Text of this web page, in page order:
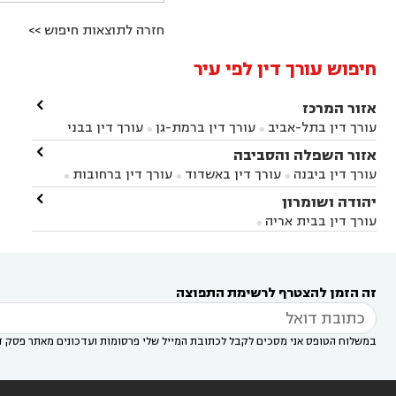
חזרה לתוצאות חיפוש >>
חיפוש עורך דין לפי עיר
אזור המרכז
עורך דין בתל-אביב  עורך דין ברמת-גן 
עורך דין בבני
ברק עורך דין בפתח תקווה עורך דין בראשון לציון
עורך דין ברחובות עורך דין בנס ציונה
במודיעין
עורך דין בהרצליה עורך דין בחולון
עורך
דין בקרית אונו
אונו
עורך דין בבת ים
דין בשוהם 

אזור השפלה והסביבה
עורך דין ביבנה  עורך דין באשדוד  עורך דין ברחובות 
עורך דין בראשון לציון עורך דין במודיעין
עורך דין
בבאר יעקב
עורך דין בגדרה

יהודה ושומרון
עורך דין בבית אריה 

זה הזמן להצטרף לרשימת התפוצה
במשלוח הטופס אני מסכים לקבל לכתובת המייל שלי פרסומות ועדכונים מאתר פסק